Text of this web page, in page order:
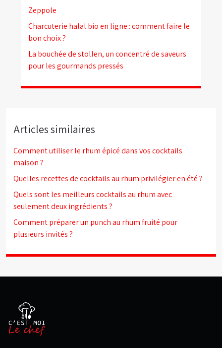
Zeppole
Charcuterie halal bio en ligne : comment faire le
bon choix ?
La bouchée de stollen, un concentré de saveurs
pour les gourmands pressés
Articles similaires
Comment utiliser le rhum épicé dans vos cocktails
maison ?
Quelles recettes de cocktails au rhum privilégier en été ?
Quels sont les meilleurs cocktails au rhum avec
seulement deux ingrédients ?
Comment préparer un punch au rhum fruité pour
plusieurs invités ?